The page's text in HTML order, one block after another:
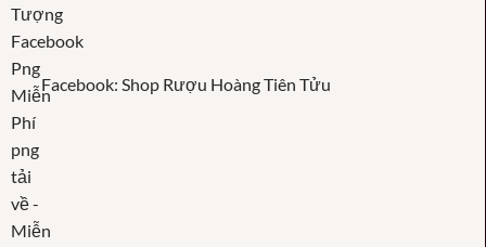
Facebook: Shop Rượu Hoàng Tiên Tửu